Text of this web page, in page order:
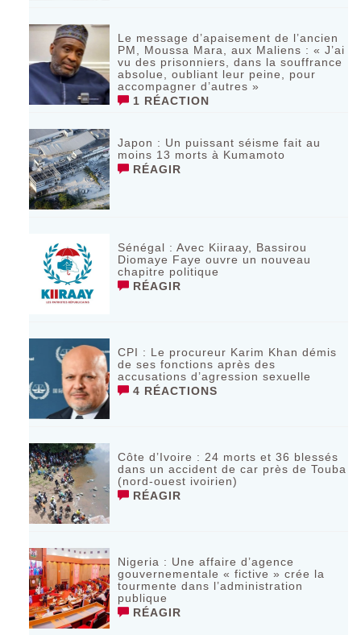
Le message d’apaisement de l’ancien
PM, Moussa Mara, aux Maliens : « J’ai
vu des prisonniers, dans la souffrance
absolue, oubliant leur peine, pour
accompagner d’autres »
1 RÉACTION
‎Japon : Un puissant séisme fait au
moins 13 morts à Kumamoto ‎
RÉAGIR
Sénégal : Avec Kiiraay, Bassirou
Diomaye Faye ouvre un nouveau
chapitre politique
RÉAGIR
CPI : Le procureur Karim Khan démis
de ses fonctions après des
accusations d’agression sexuelle
4 RÉACTIONS
Côte d’Ivoire : 24 morts et 36 blessés
dans un accident de car près de Touba
(nord-ouest ivoirien)
RÉAGIR
Nigeria : Une affaire d’agence
gouvernementale « fictive » crée la
tourmente dans l’administration
publique
RÉAGIR